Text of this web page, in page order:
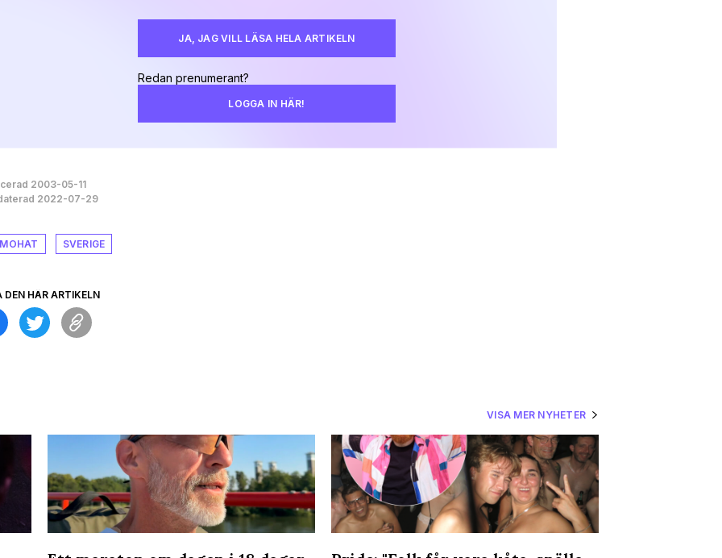
JA, JAG VILL LÄSA HELA ARTIKELN
Redan prenumerant?
LOGGA IN HÄR!
2003-05-11
2022-07-29
SVERIGE
DEN HÄR ARTIKELN
VISA MER NYHETER